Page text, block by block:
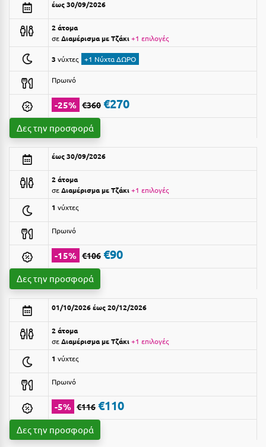
Αργολίδα
Αριδαία
Αρκαδία
Αρκίτσα
Αρτέμιδα
Αρχαία Ολυμπία
Αστυπάλαια
Βansko
Βόλος
Βυτίνα
Γρεβενά
Γύθειο
Ξενοδοχεία 4 Αστέρων
Ξενοδοχεία 5 Αστέρων
Βίλες
Κρουαζιέρες
Ενοικιαζόμενα Δωμάτια
Διαμερίσματα
Studios
Suites
Δες όλα τα πακέτα διακοπών
έως 30/09/2026
2 άτομα
σεΔιαμέρισμα με Τζάκι+1 επιλογές
3 νύχτες +1 Νύχτα ΔΩΡΟ
Πρωινό
-25% €360 €270
Δες την προσφορά
έως 30/09/2026
2 άτομα
σεΔιαμέρισμα με Τζάκι+1 επιλογές
1 νύχτες
Πρωινό
-15% €106 €90
Δες την προσφορά
01/10/2026 έως 20/12/2026
2 άτομα
σεΔιαμέρισμα με Τζάκι+1 επιλογές
1 νύχτες
Πρωινό
-5% €116 €110
Δες την προσφορά